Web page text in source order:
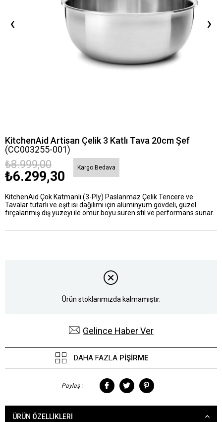
‹ ›
KitchenAid Artisan Çelik 3 Katlı Tava 20cm Şef
(CC003255-001)
₺8.999,00
₺6.299,30
Kargo Bedava
KitchenAid Çok Katmanlı (3-Ply) Paslanmaz Çelik Tencere ve
Tavalar tutarlı ve eşit ısı dağılımı için alüminyum gövdeli, güzel
fırçalanmış dış yüzeyi ile ömür boyu süren stil ve performans sunar.
Ürün stoklarımızda kalmamıştır.
Gelince Haber Ver
DAHA FAZLA PIŞIRME
Paylaş :
ÜRÜN ÖZELLIKLERI